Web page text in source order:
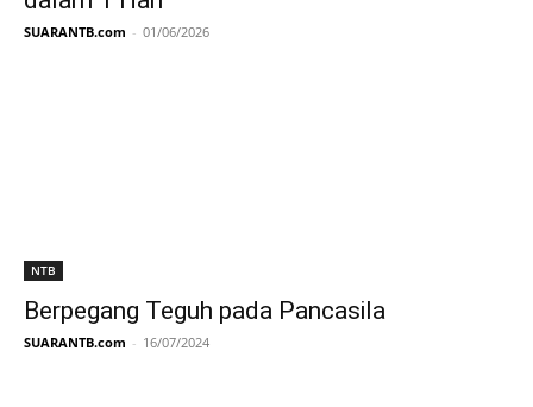
SUARANTB.com - 01/06/2026
NTB
Berpegang Teguh pada Pancasila
SUARANTB.com - 16/07/2024